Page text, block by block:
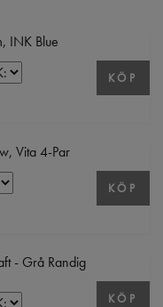
INK Blue
KÖP
Vita 4-Par
KÖP
- Grå Randig
KÖP